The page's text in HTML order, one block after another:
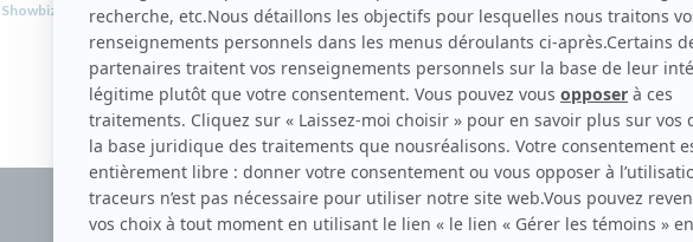
Motel Paradis (Adolescente)